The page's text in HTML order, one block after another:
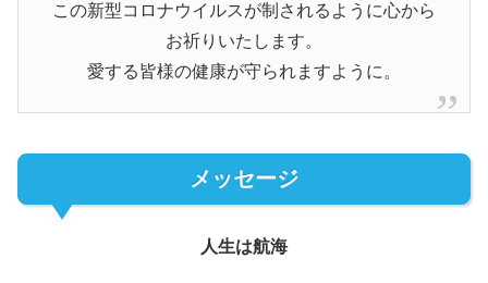
この新型コロナウイルスが制されるように心から
お祈りいたします。
愛する皆様の健康が守られますように。
メッセージ
人生は航海